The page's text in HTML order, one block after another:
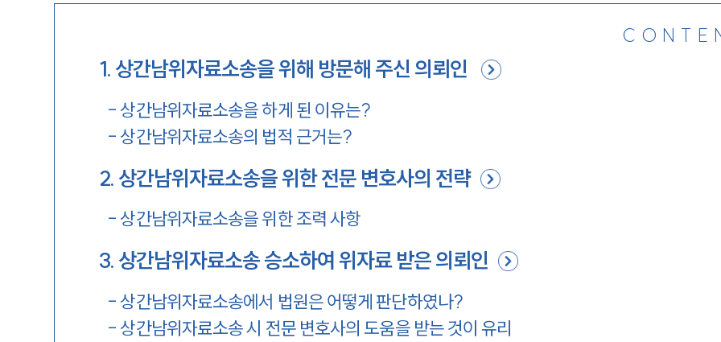
1. 상간남위자료소송을 위해 방문해 주신 의뢰인
- 상간남위자료소송을 하게 된 이유는?
- 상간남위자료소송의 법적 근거는?
2. 상간남위자료소송을 위한 전문 변호사의 전략
- 상간남위자료소송을 위한 조력 사항
3. 상간남위자료소송 승소하여 위자료 받은 의뢰인
- 상간남위자료소송에서 법원은 어떻게 판단하였나?
- 상간남위자료소송 시 전문 변호사의 도움을 받는 것이 유리